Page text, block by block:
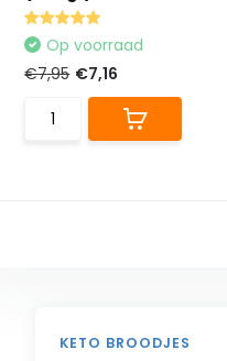
Op voorraad
€7,95 €7,16
KETO BROODJES